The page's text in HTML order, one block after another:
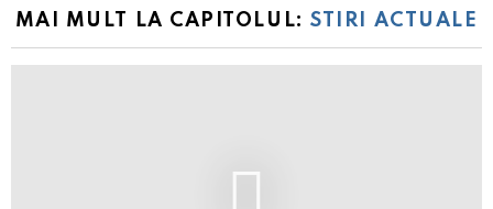
MAI MULT LA CAPITOLUL:STIRI ACTUALE